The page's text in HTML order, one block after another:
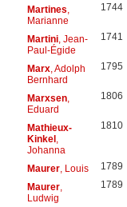
Martines
Marianne
1744
Martini, Jean-
Paul-Égide
1741
Marx, Adolph
Bernhard
1795
Marxsen,
Eduard
1806
Mathieux-
Kinkel,
Johanna
1810
Maurer, Louis 1789
Maurer,
Ludwig
1789